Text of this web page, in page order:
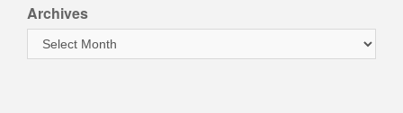
Archives